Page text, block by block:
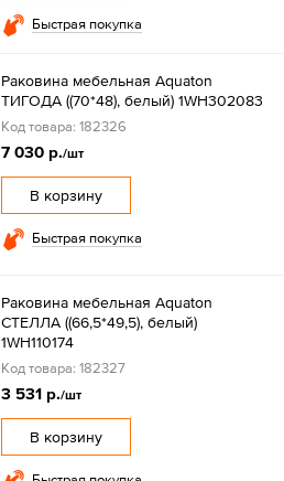
Быстрая покупка
Раковина мебельная Aquaton
ТИГОДА ((70*48), белый) 1WH302083
Код товара: 182326
7 030 р./шт
В корзину
Быстрая покупка
Раковина мебельная Aquaton
СТЕЛЛА ((66,5*49,5), белый)
1WH110174
Код товара: 182327
3 531 р./шт
В корзину